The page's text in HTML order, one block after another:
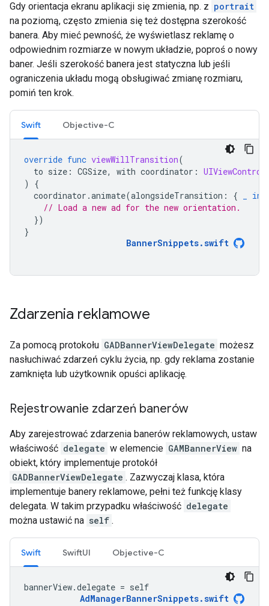
Gdy orientacja ekranu aplikacji się zmienia, np. z portrait
na poziomą, często zmienia się też dostępna szerokość
banera. Aby mieć pewność, że wyświetlasz reklamę o
odpowiednim rozmiarze w nowym układzie, poproś o nowy
baner. Jeśli szerokość banera jest statyczna lub jeśli
ograniczenia układu mogą obsługiwać zmianę rozmiaru,
pomiń ten krok.
Swift Objective-C
override func viewWillTransition(
to size : CGSize, with coordinator :
)
{
coordinator .animate(alongsideTransition : {
in
// Load a new ad for the new orientation.
})
}
BannerSnippets.swift
Zdarzenia reklamowe
Za pomocą protokołu GADBannerViewDelegate możesz
nasłuchiwać zdarzeń cyklu życia, np. gdy reklama zostanie
zamknięta lub użytkownik opuści aplikację.
Rejestrowanie zdarzeń banerów
Aby zarejestrować zdarzenia banerów reklamowych, ustaw
właściwość delegate w elemencie GAMBannerView na
obiekt, który implementuje protokół
GADBannerViewDelegate . Zazwyczaj klasa, która
implementuje banery reklamowe, pełni też funkcję klasy
delegata. W takim przypadku właściwość delegate
można ustawić na self .
Swift SwiftUI Objective-C
bannerView.delegate = self
AdManagerBannerSnippets.swift